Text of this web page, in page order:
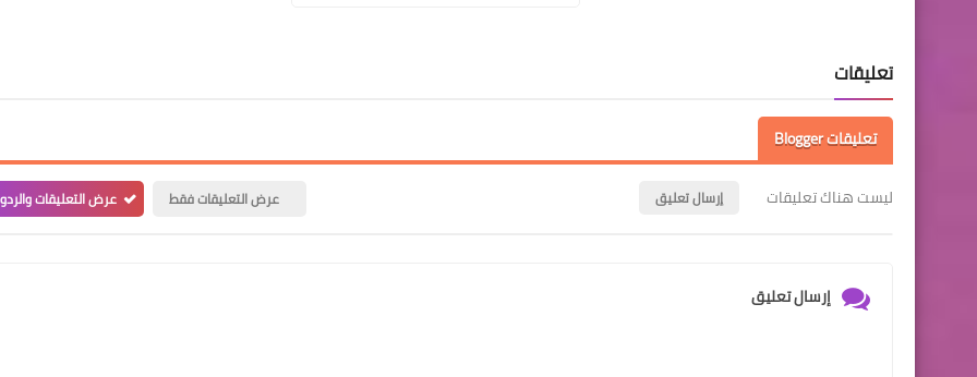
تعليقات
تعليقات Blogger
ليست هناك تعليقات إرسال تعليق عرض التعليقات فقط عرض التعليقات
إرسال تعليق
علي المالكي